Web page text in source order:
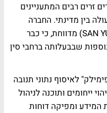
זרים רבים המתעניינים
בין מדינתי. החברה
שבבעלותה הרפת (SAN YUAN DAIRY) מדווחת, כי כבר
ל-30 רפתות נוספות שבבעלותה ברחבי סין
לאיסוף נתוני תנובה
ייחומים ותוכנה לניהול
ומפיקה דוחות